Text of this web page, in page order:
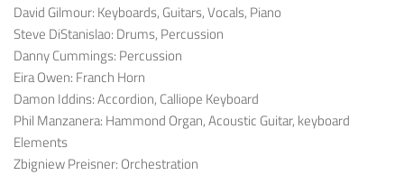
David Gilmour: Keyboards, Guitars, Vocals, Piano
Steve DiStanislao: Drums, Percussion
Danny Cummings: Percussion
Eira Owen: Franch Horn
Damon Iddins: Accordion, Calliope Keyboard
Phil Manzanera: Hammond Organ, Acoustic Guitar, keyboard
Elements
Zbigniew Preisner: Orchestration